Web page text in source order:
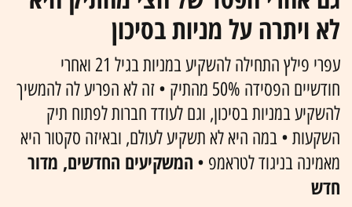
לא ויתרה על מניות בסיכון
עפרי פילץ התחילה להשקיע במניות בגיל 21 ואחרי
חודשיים הפסידה 50% מהתיק • זה לא הפריע לה להמשיך
להשקיע במניות בסיכון, וגם לעודד חברות לפתוח תיק
השקעות • במה היא לא תשקיע לעולם, ובאיזה סקטור היא
מאמינה בניגוד לטראמפ • המשקיעים החדשים, מדור
חדש